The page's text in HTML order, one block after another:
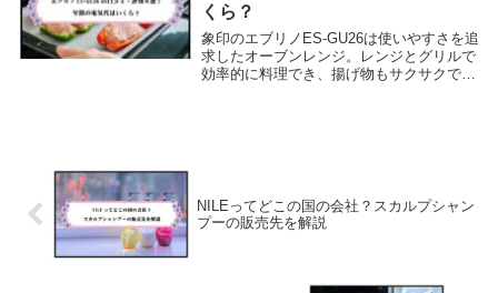
くら？
象印のエブリノES-GU26は使いやすさを追
求したオーブンレンジ。レンジとグリルで
効率的に料理でき、揚げ物もサクサクでき
NILEってどこの国の会社？スカルプシャン
プーの販売先を解説